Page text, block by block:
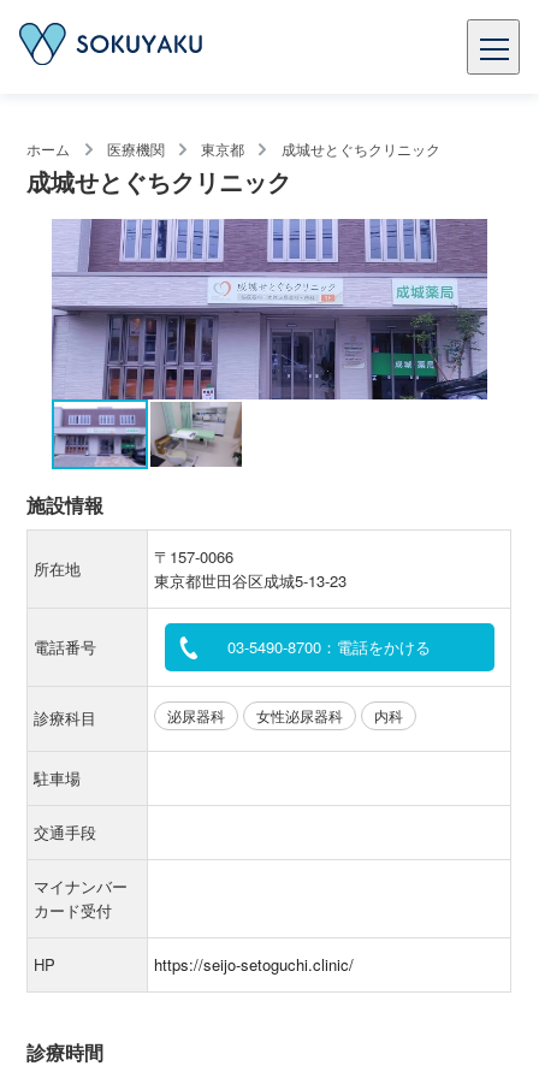
ホーム 医療機関 東京都 成城せとぐちクリニック
成城せとぐちクリニック
施設情報
所在地
〒157-0066
東京都世田谷区成城5-13-23
電話番号 03-5490-8700：電話をかける
診療科目 泌尿器科 女性泌尿器科 内科
駐車場
交通手段
マイナンバー
カード受付
HP https://seijo-setoguchi.clinic/
診療時間